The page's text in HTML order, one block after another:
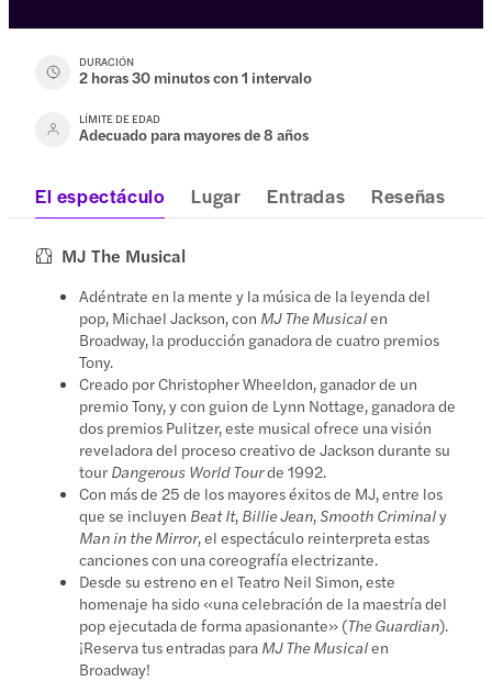
DURACIÓN
2 horas 30 minutos con 1 intervalo
LÍMITE DE EDAD
Adecuado para mayores de 8 años
El espectáculo Lugar Entradas Reseñas
MJ The Musical
Adéntrate en la mente y la música de la leyenda del
pop, Michael Jackson, con MJ The Musicalen
Broadway, la producción ganadora de cuatro premios
Tony.
Creado por Christopher Wheeldon, ganador de un
premio Tony, y con guion de Lynn Nottage, ganadora de
dos premios Pulitzer, este musical ofrece una visión
reveladora del proceso creativo de Jackson durante su
tour Dangerous World Tourde 1992.
Con más de 25 de los mayores éxitos de MJ, entre los
que se incluyen Beat It, Billie Jean,Smooth Criminaly
Man in the Mirror, el espectáculo reinterpreta estas
canciones con una coreografía electrizante.
Desde su estreno en el Teatro Neil Simon, este
homenaje ha sido «una celebración de la maestría del
pop ejecutada de forma apasionante» (The Guardian).
¡Reserva tus entradas para MJ The Musicalen
Broadway!